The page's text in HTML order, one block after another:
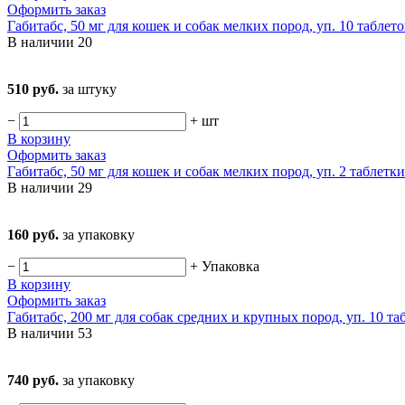
Оформить заказ
Габитабс, 50 мг для кошек и собак мелких пород, уп. 10
В наличии 20
510 руб. за штуку
− + шт
В корзину
Оформить заказ
Габитабс, 50 мг для кошек и собак мелких пород, уп. 2 таблетки
В наличии 29
160 руб. за упаковку
− + Упаковка
В корзину
Оформить заказ
Габитабс, 200 мг для собак средних и крупных пород, уп. 10
В наличии 53
740 руб. за упаковку